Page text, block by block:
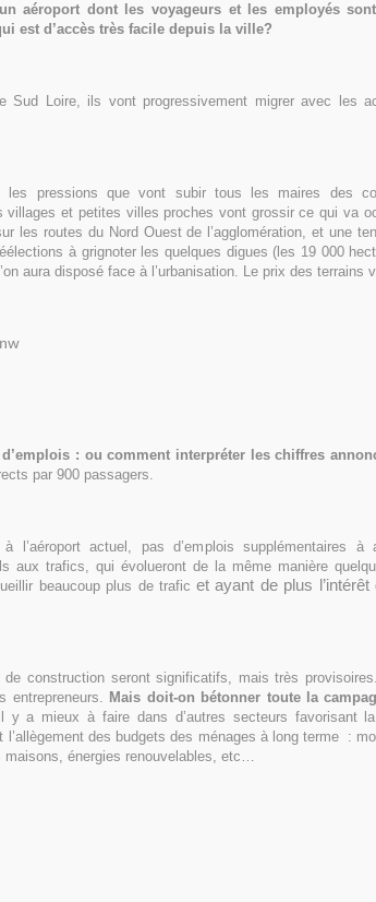
aéroport dont les voyageurs et les employés
est d’accès très facile depuis la ville?
Sud Loire, ils vont progressivement migrer avec les
les pressions que vont subir tous les maires des
villages et petites villes proches vont grossir ce qui va
les routes du Nord Ouest de l’agglomération, et une
à grignoter les quelques digues (les 19 000
aura disposé face à l’urbanisation. Le prix des terrains
d’emplois : ou comment interpréter les chiffres
par 900 passagers.
à l’aéroport actuel, pas d’emplois supplémentaires
aux trafics, qui évolueront de la même manière
beaucoup plus de trafic et ayant de plus
de construction seront significatifs, mais très
entrepreneurs. Mais doit-on bétonner toute la
y a mieux à faire dans d’autres secteurs favorisant
l’allègement des budgets des ménages à long terme :
maisons, énergies renouvelables, etc…